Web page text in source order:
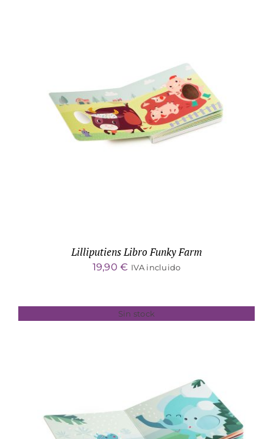
ADD TO CART / DETALLES
Lilliputiens Libro Funky Farm
19,90€ IVA incluido
Sin stock
DETALLES